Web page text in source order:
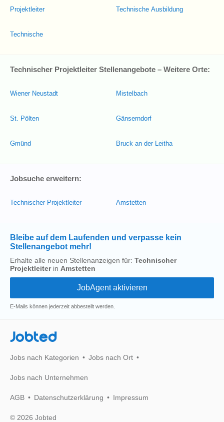
Projektleiter
Technische
Technische Ausbildung
Technischer Projektleiter Stellenangebote – Weitere Orte:
Wiener Neustadt
St. Pölten
Gmünd
Mistelbach
Gänserndorf
Bruck an der Leitha
Jobsuche erweitern:
Technischer Projektleiter Amstetten
Bleibe auf dem Laufenden und verpasse kein
Stellenangebot mehr!
Erhalte alle neuen Stellenanzeigen für: Technischer
Projektleiterin Amstetten
E-Mails können jederzeit abbestellt werden.
Jobted
Jobs nach Kategorien Jobs nach Ort
Jobs nach Unternehmen
AGB Datenschutzerklärung Impressum
© 2026 Jobted